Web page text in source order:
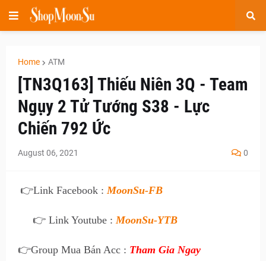
Home ATM
[TN3Q163] Thiếu Niên 3Q - Team
Ngụy 2 Tử Tướng S38 - Lực
Chiến 792 Ức
August 06, 2021 0
👉Link Facebook :MoonSu-FB
👉 Link Youtube : MoonSu-YTB
👉Group Mua Bán Acc : Tham Gia Ngay